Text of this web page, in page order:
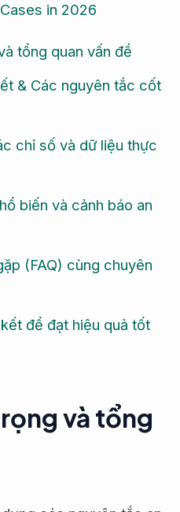
in 2026
tổng quan vấn đề
& Các nguyên tắc cốt
chỉ số và dữ liệu thực
biến và cảnh báo an
(FAQ) cùng chuyên
để đạt hiệu quả tốt
và tổng